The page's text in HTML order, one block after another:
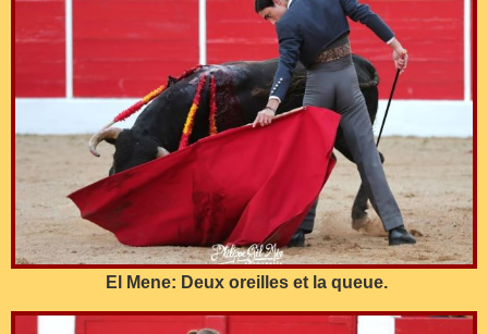
El Mene: Deux oreilles et la queue.